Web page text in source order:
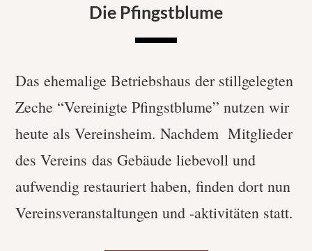
Die Pfingstblume
Das ehemalige Betriebshaus der stillgelegten
Zeche “Vereinigte Pfingstblume” nutzen wir
heute als Vereinsheim. Nachdem Mitglieder
des Vereins das Gebäude liebevoll und
aufwendig restauriert haben, finden dort nun
Vereinsveranstaltungen und -aktivitäten statt.